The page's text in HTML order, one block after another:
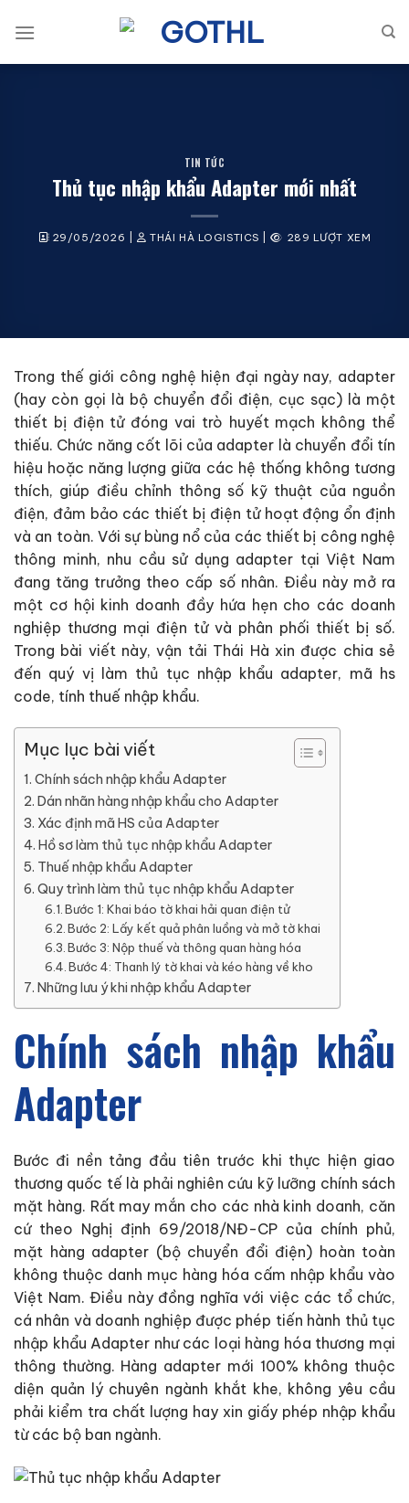
qua
TIN TỨC
Thủ tục nhập khẩu Adapter mới nhất
29/05/2026 | THÁI HÀ LOGISTICS | 289 LƯỢT XEM
Trong thế giới công nghệ hiện đại ngày nay, adapter
(hay còn gọi là bộ chuyển đổi điện, cục sạc) là một
thiết bị điện tử đóng vai trò huyết mạch không thể
thiếu. Chức năng cốt lõi của adapter là chuyển đổi tín
hiệu hoặc năng lượng giữa các hệ thống không tương
thích, giúp điều chỉnh thông số kỹ thuật của nguồn
điện, đảm bảo các thiết bị điện tử hoạt động ổn định
và an toàn. Với sự bùng nổ của các thiết bị công nghệ
thông minh, nhu cầu sử dụng adapter tại Việt Nam
đang tăng trưởng theo cấp số nhân. Điều này mở ra
một cơ hội kinh doanh đầy hứa hẹn cho các doanh
nghiệp thương mại điện tử và phân phối thiết bị số.
Trong bài viết này, vận tải Thái Hà xin được chia sẻ
đến quý vị làm thủ tục nhập khẩu adapter, mã hs
code, tính thuế nhập khẩu.
Mục lục bài viết
Chính sách nhập khẩu Adapter
Dán nhãn hàng nhập khẩu cho Adapter
Xác định mã HS của Adapter
Hồ sơ làm thủ tục nhập khẩu Adapter
Thuế nhập khẩu Adapter
Quy trình làm thủ tục nhập khẩu Adapter
Bước 1: Khai báo tờ khai hải quan điện tử
Bước 2: Lấy kết quả phân luồng và mở tờ khai
Bước 3: Nộp thuế và thông quan hàng hóa
Bước 4: Thanh lý tờ khai và kéo hàng về kho
Những lưu ý khi nhập khẩu Adapter
Chính sách nhập khẩu
Adapter
Bước đi nền tảng đầu tiên trước khi thực hiện giao
thương quốc tế là phải nghiên cứu kỹ lưỡng chính sách
mặt hàng. Rất may mắn cho các nhà kinh doanh, căn
cứ theo Nghị định 69/2018/NĐ-CP của chính phủ,
mặt hàng adapter (bộ chuyển đổi điện) hoàn toàn
không thuộc danh mục hàng hóa cấm nhập khẩu vào
Việt Nam. Điều này đồng nghĩa với việc các tổ chức,
cá nhân và doanh nghiệp được phép tiến hành thủ tục
nhập khẩu Adapter như các loại hàng hóa thương mại
thông thường. Hàng adapter mới 100% không thuộc
diện quản lý chuyên ngành khắt khe, không yêu cầu
phải kiểm tra chất lượng hay xin giấy phép nhập khẩu
từ các bộ ban ngành.